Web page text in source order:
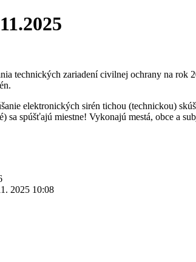
technických zariadení civilnej ochrany na
elektronických sirén tichou (technickou)
sa spúšťajú miestne! Vykonajú mestá, obce a
2025 10:08